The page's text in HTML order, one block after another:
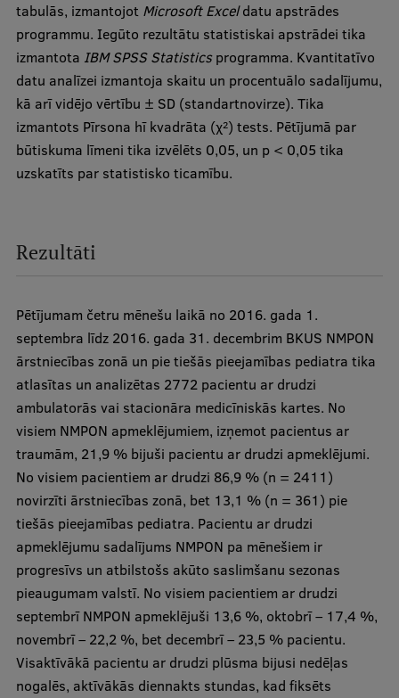
tabulās, izmantojot Microsoft Exceldatu apstrādes
programmu. Iegūto rezultātu statistiskai apstrādei tika
izmantota IBM SPSS Statisticsprogramma. Kvantitatīvo
datu analīzei izmantoja skaitu un procentuālo sadalījumu,
kā arī vidējo vērtību ± SD (standartnovirze). Tika
izmantots Pīrsona hī kvadrāta (χ2) tests. Pētījumā par
būtiskuma līmeni tika izvēlēts 0,05, un p < 0,05 tika
uzskatīts par statistisko ticamību.
Rezultāti
Pētījumam četru mēnešu laikā no 2016. gada 1.
septembra līdz 2016. gada 31. decembrim BKUS NMPON
ārstniecības zonā un pie tiešās pieejamības pediatra tika
atlasītas un analizētas 2772 pacientu ar drudzi
ambulatorās vai stacionāra medicīniskās kartes. No
visiem NMPON apmeklējumiem, izņemot pacientus ar
traumām, 21,9 % bijuši pacientu ar drudzi apmeklējumi.
No visiem pacientiem ar drudzi 86,9 % (n = 2411)
novirzīti ārstniecības zonā, bet 13,1 % (n = 361) pie
tiešās pieejamības pediatra. Pacientu ar drudzi
apmeklējumu sadalījums NMPON pa mēnešiem ir
progresīvs un atbilstošs akūto saslimšanu sezonas
pieaugumam valstī. No visiem pacientiem ar drudzi
septembrī NMPON apmeklējuši 13,6 %, oktobrī – 17,4 %,
novembrī – 22,2 %, bet decembrī – 23,5 % pacientu.
Visaktīvākā pacientu ar drudzi plūsma bijusi nedēļas
nogalēs, aktīvākās diennakts stundas, kad fiksēts